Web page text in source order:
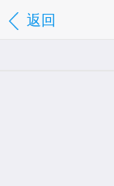
返回